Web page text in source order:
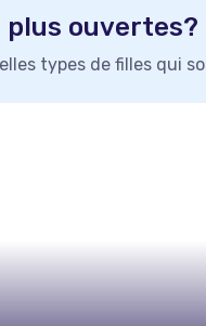
plus ouvertes?
types de filles qui